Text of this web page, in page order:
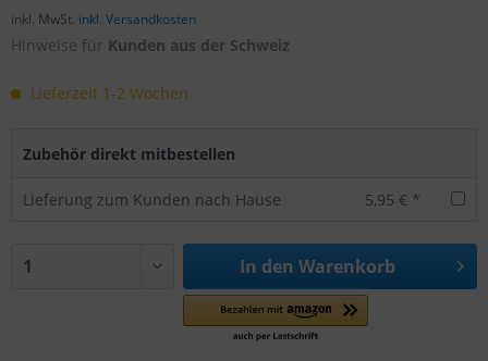
inkl. MwSt. inkl. Versandkosten
Hinweise für Kunden aus der Schweiz
Lieferzeit 1-2 Wochen
Zubehör direkt mitbestellen
Lieferung zum Kunden nach Hause 5,95 € *
In den Warenkorb